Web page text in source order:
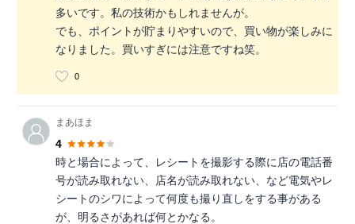
多いです。私の技術かもしれませんが。
でも、ポイントが貯まりやすいので、買い物が楽しみに
なりました。買いすぎには注意ですね笑。
0
まあほま
4
時と場合によって、レシートを撮影する際に店の電話番
号が読み取れない、店名が読み取れない、など電気やレ
シートのシワによって何度も撮り直しをする事がある
が、明るさがあれば何とかなる。